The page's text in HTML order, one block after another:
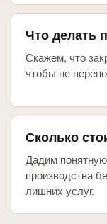
Что делать
Скажем, что
чтобы не
Сколько
Дадим
производства
лишних услуг.